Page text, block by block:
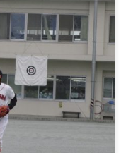
ムス 三多摩大会 […]